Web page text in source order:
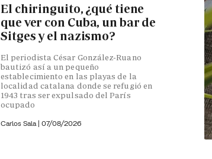
El chiringuito, ¿qué tiene
que ver con Cuba, un bar de
Sitges y el nazismo?
El periodista César González-Ruano
bautizó así a un pequeño
establecimiento en las playas de la
localidad catalana donde se refugió en
1943 tras ser expulsado del París
ocupado
Carlos Sala | 07/08/2026